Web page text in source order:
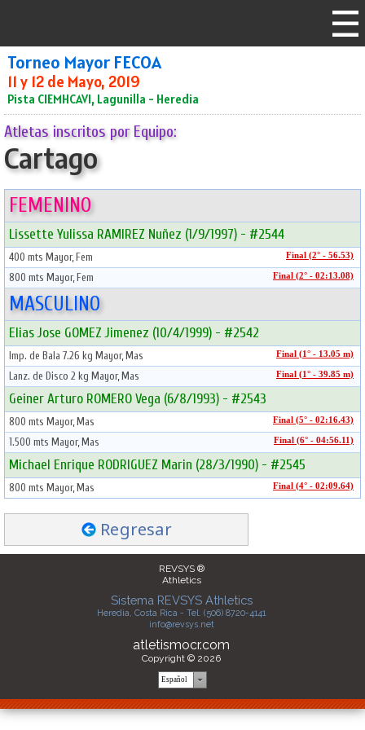
Torneo Mayor FECOA
11 y 12 de Mayo, 2019
Pista CIEMHCAVI, Lagunilla - Heredia
Atletas inscritos por Equipo:
Cartago
FEMENINO
Lissette Yulissa RAMIREZ Nuñez (1/9/1997) - #2544
400 mts Mayor, Fem Final (2° - 56.53)
800 mts Mayor, Fem Final (2° - 02:13.08)
MASCULINO
Elias Jose GOMEZ Jimenez (10/4/1999) - #2542
Imp. de Bala 7.26 kg Mayor, Mas Final (1° - 13.05 m)
Lanz. de Disco 2 kg Mayor, Mas Final (1° - 39.85 m)
Geiner Arturo ROMERO Vega (6/8/1993) - #2543
800 mts Mayor, Mas Final (5° - 02:16.43)
1.500 mts Mayor, Mas Final (6° - 04:56.11)
Michael Enrique RODRIGUEZ Marin (28/3/1990) - #2545
800 mts Mayor, Mas Final (4° - 02:09.64)
Regresar
REVSYS ®
Athletics
Sistema REVSYS Athletics
Heredia, Costa Rica - Tel. (506) 8720-4141
info@revsys.net
atletismocr.com
Copyright © 2026